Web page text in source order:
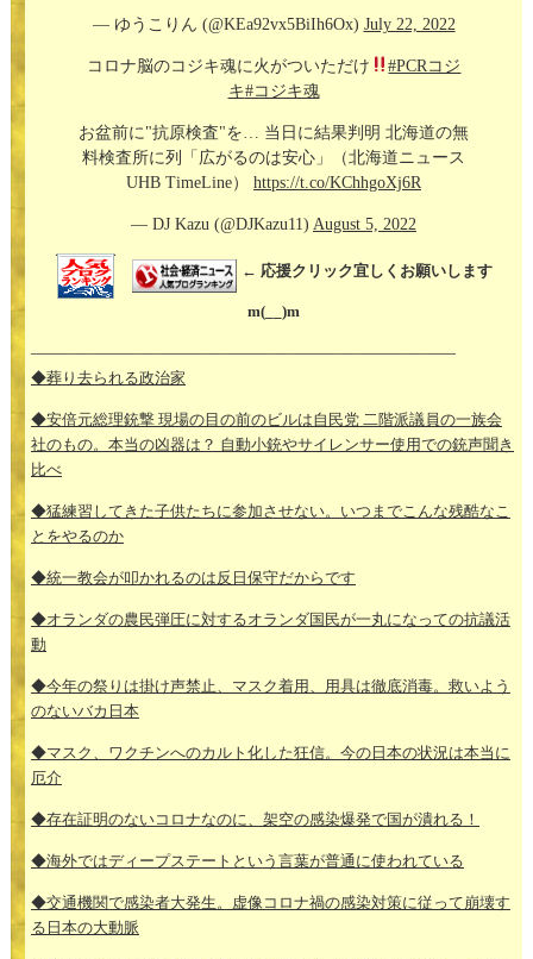
— ゆうこりん (@KEa92vx5BiIh6Ox) July 22, 2022
コロナ脳のコジキ魂に火がついただけ
#PCRコジ
キ#コジキ魂
お盆前に"抗原検査"を… 当日に結果判明 北海道の無
料検査所に列「広がるのは安心」（北海道ニュース
UHB TimeLine） https://t.co/KChhgoXj6R
— DJ Kazu (@DJKazu11) August 5, 2022
← 応援クリック宜しくお願いします
m(__)m
—————————————————————————–
◆葬り去られる政治家
◆安倍元総理銃撃 現場の目の前のビルは自民党 二階派議員の一族会
社のもの。本当の凶器は？ 自動小銃やサイレンサー使用での銃声聞き
比べ
◆猛練習してきた子供たちに参加させない。いつまでこんな残酷なこ
とをやるのか
◆統一教会が叩かれるのは反日保守だからです
◆オランダの農民弾圧に対するオランダ国民が一丸になっての抗議活
動
◆今年の祭りは掛け声禁止、マスク着用、用具は徹底消毒。救いよう
のないバカ日本
◆マスク、ワクチンへのカルト化した狂信。今の日本の状況は本当に
厄介
◆存在証明のないコロナなのに、架空の感染爆発で国が潰れる！
◆海外ではディープステートという言葉が普通に使われている
◆交通機関で感染者大発生。虚像コロナ禍の感染対策に従って崩壊す
る日本の大動脈